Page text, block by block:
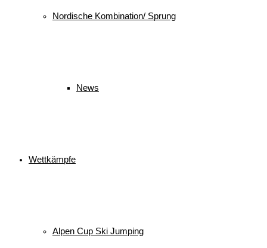
Nordische Kombination/ Sprung
News
Wettkämpfe
Alpen Cup Ski Jumping